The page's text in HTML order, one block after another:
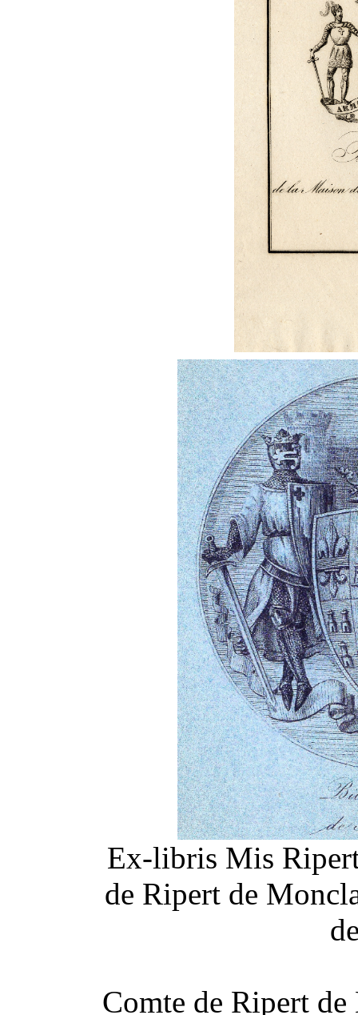
Ex-libris Mis
de Ripert de
Comte de Ripert de